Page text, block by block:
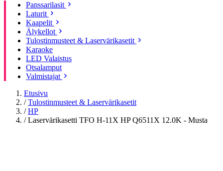
Panssarilasit
Laturit
Kaapelit
Älykellot
Tulostinmusteet & Laservärikasetit
Karaoke
LED Valaistus
Otsalamput
Valmistajat
Etusivu
/ Tulostinmusteet & Laservärikasetit
/ HP
/ Laservärikasetti TFO H-11X HP Q6511X 12.0K - Musta